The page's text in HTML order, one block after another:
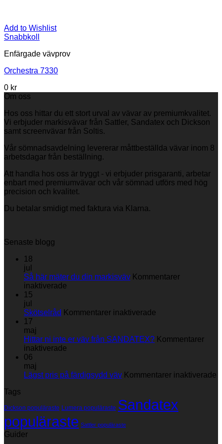
Add to Wishlist
Snabbkoll
Enfärgade vävprov
Orchestra 7330
0 kr
Om oss
Hos oss hittar du ett stort urval av vävar av premiumkvalitet.
Vi erbjuder markisvävar från Sattler, Sandatex och Dickson
samt screenvävar från Soltis.
Vår sömnadsavdelning levererar måttbeställda vävar inom 8
arbetsdagar från beställning.
Att handla hos oss är tryggt - vi erbjuder prisgaranti, arbetar
enbart med premiumvävar och vår sömnad utförs med hög
precision och kvalitet.
Du betalar smidigt med faktura via Klarna.
Senaste blogg
18
jul
Så här mäter du din markisväv Kommentarer
inaktiverade
mäter
markisväv
15
jul
Skötselråd Kommentarer inaktiverade
17
maj
Hittar ni inte er väv från SANDATEX? Kommentarer
inaktiverade
inte
SANDATEX?
06
maj
Lägst pris på färdigsydd väv Kommentarer inaktiverade
Tags
Dickson populäraste Lumera populäraste Sandatex
populäraste Sattler populäraste
Guider